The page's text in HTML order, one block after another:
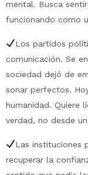
mental. Busca
funcionando como
Los partidos
comunicación. Se
sociedad dejó de
sonar perfectos.
humanidad. Quiere
verdad, no desde
Las instituciones
recuperar la